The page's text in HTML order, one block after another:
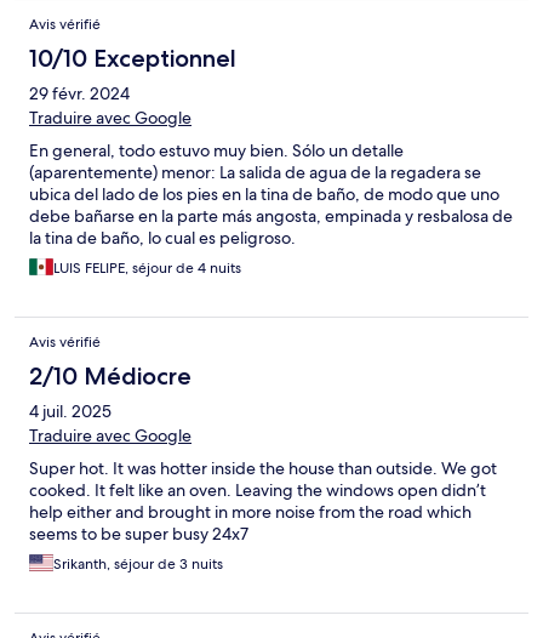
Avis vérifié
10/10 Exceptionnel
29 févr. 2024
Traduire avec Google
En general, todo estuvo muy bien. Sólo un detalle
(aparentemente) menor: La salida de agua de la regadera se
ubica del lado de los pies en la tina de baño, de modo que uno
debe bañarse en la parte más angosta, empinada y resbalosa de
la tina de baño, lo cual es peligroso.
LUIS FELIPE, séjour de 4 nuits
Avis vérifié
2/10 Médiocre
4 juil. 2025
Traduire avec Google
Super hot. It was hotter inside the house than outside. We got
cooked. It felt like an oven. Leaving the windows open didn’t
help either and brought in more noise from the road which
seems to be super busy 24x7
Srikanth, séjour de 3 nuits